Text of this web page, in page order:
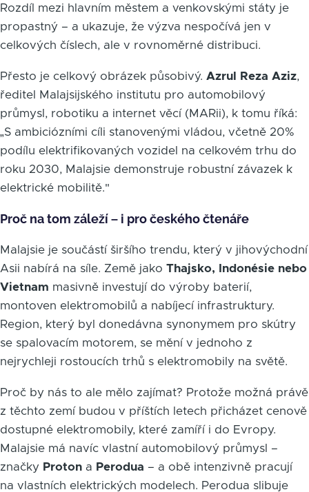
Rozdíl mezi hlavním městem a venkovskými státy je
propastný – a ukazuje, že výzva nespočívá jen v
celkových číslech, ale v rovnoměrné distribuci.
Přesto je celkový obrázek působivý. Azrul Reza Aziz,
ředitel Malajsijského institutu pro automobilový
průmysl, robotiku a internet věcí (MARii), k tomu říká:
„S ambiciózními cíli stanovenými vládou, včetně 20%
podílu elektrifikovaných vozidel na celkovém trhu do
roku 2030, Malajsie demonstruje robustní závazek k
elektrické mobilitě."
Proč na tom záleží – i pro českého čtenáře
Malajsie je součástí širšího trendu, který v jihovýchodní
Asii nabírá na síle. Země jako Thajsko, Indonésie nebo
Vietnam masivně investují do výroby baterií,
montoven elektromobilů a nabíjecí infrastruktury.
Region, který byl donedávna synonymem pro skútry
se spalovacím motorem, se mění v jednoho z
nejrychleji rostoucích trhů s elektromobily na světě.
Proč by nás to ale mělo zajímat? Protože možná právě
z těchto zemí budou v příštích letech přicházet cenově
dostupné elektromobily, které zamíří i do Evropy.
Malajsie má navíc vlastní automobilový průmysl –
značky Proton a Perodua – a obě intenzivně pracují
na vlastních elektrických modelech. Perodua slibuje